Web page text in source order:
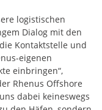
logistischen
Dialog mit den
Kontaktstelle und
eigenen
einbringen“,
Rhenus Offshore
dabei keineswegs